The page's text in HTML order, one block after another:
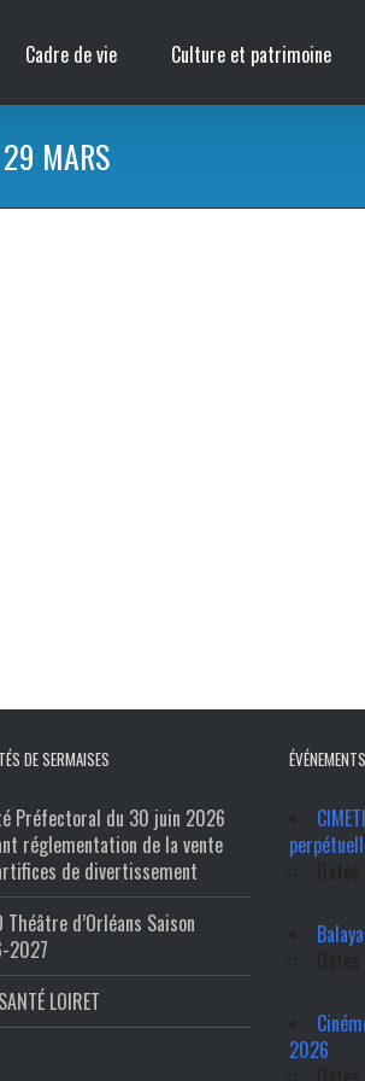
Cadre de vie Culture et patrimoine
MARS
DE SERMAISES
Préfectoral du 30 juin 2026
réglementation de la vente
de divertissement
Théâtre d’Orléans Saison
2027
LOIRET
ÉVÉNEMENTS
2026